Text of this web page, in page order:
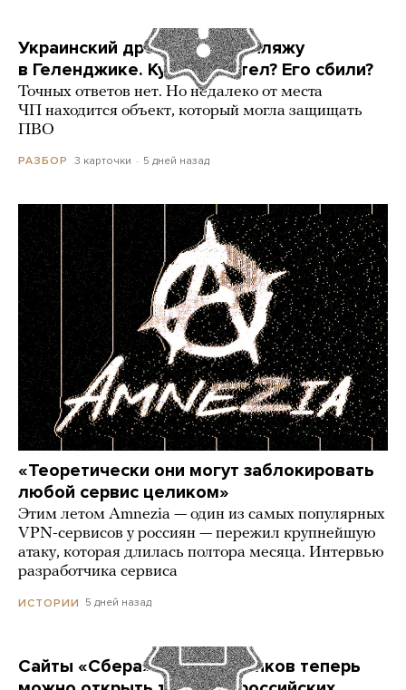
Украинский дрон попал по пляжу
в Геленджике. Куда он летел? Его сбили?
Точных ответов нет. Но недалеко от места
ЧП находится объект, который могла защищать
ПВО
РАЗБОР 3 карточки 5 дней назад
«Теоретически они могут заблокировать
любой сервис целиком»
Этим летом Amnezia — один из самых популярных
VPN-сервисов у россиян — пережил крупнейшую
атаку, которая длилась полтора месяца. Интервью
разработчика сервиса
ИСТОРИИ 5 дней назад
Сайты «Сбера» и других банков теперь